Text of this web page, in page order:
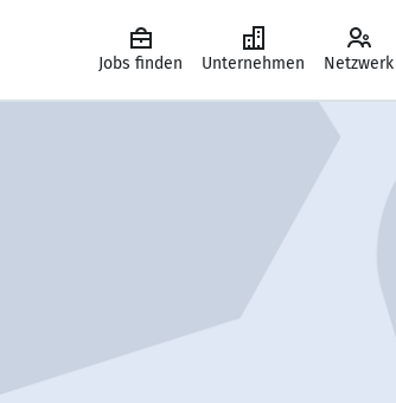
Jobs finden Unternehmen Netzwerk